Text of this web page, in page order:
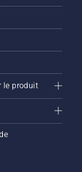
le produit